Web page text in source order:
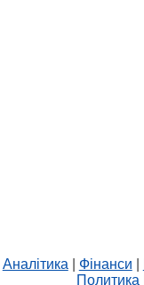
Аналітика Фінанси
Политика